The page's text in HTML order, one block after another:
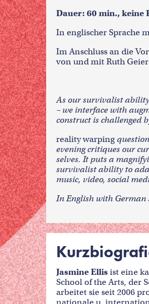
Dauer: 60 min., keine
In englischer Sprache
Im Anschluss an die
von und mit Ruth
As our survivalist
– we interface with
construct is challenged
reality warping
evening critiques our
selves. It puts a
survivalist ability to
music, video, social
In English with German
Jasmine Ellisist eine
School of the Arts, der
arbeitet sie seit 2006